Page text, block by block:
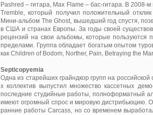
Pashred – гитара, Max Flame – бас-гитара. В
Tremble, который получил положительный
Мини-альбом The Ghost, вышедший год спустя,
в США и странах Европы. За годы своей
рецензий на свои альбомы, которые пользуются
пределами. Группа обладает богатым опытом
как Children of Bodom, Norther, Pain, Betraying the
Septicopyemia
Одна из старейших грайндкор групп на
х коллектив выпустил множество кассетных
последние студийные работы, полноформатный
имеют огромный спрос и мировую дистрибьюцию.
ранние работы Carcass, но со временем